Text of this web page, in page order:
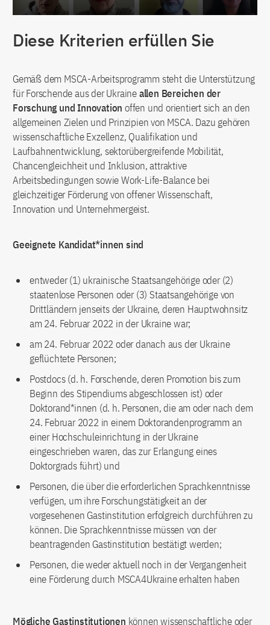
Diese Kriterien erfüllen Sie
Gemäß dem MSCA-Arbeitsprogramm steht die Unterstützung
für Forschende aus der Ukraineallen Bereichen der
Forschung und Innovation offen und orientiert sich an den
allgemeinen Zielen und Prinzipien von MSCA. Dazu gehören
wissenschaftliche Exzellenz, Qualifikation und
Laufbahnentwicklung, sektorübergreifende Mobilität,
Chancengleichheit und Inklusion, attraktive
Arbeitsbedingungen sowie Work-Life-Balance bei
gleichzeitiger Förderung von offener Wissenschaft,
Innovation und Unternehmergeist.
Geeignete Kandidat*innen sind
entweder (1) ukrainische Staatsangehörige oder (2)
staatenlose Personen oder (3) Staatsangehörige von
Drittländern jenseits der Ukraine, deren Hauptwohnsitz
am 24. Februar 2022 in der Ukraine war;
am 24. Februar 2022 oder danach aus der Ukraine
geflüchtete Personen;
Postdocs (d. h. Forschende, deren Promotion bis zum
Beginn des Stipendiums abgeschlossen ist) oder
Doktorand*innen (d. h. Personen, die am oder nach dem
24. Februar 2022 in einem Doktorandenprogramm an
einer Hochschuleinrichtung in der Ukraine
eingeschrieben waren, das zur Erlangung eines
Doktorgrads führt) und
Personen, die über die erforderlichen Sprachkenntnisse
verfügen, um ihre Forschungstätigkeit an der
vorgesehenen Gastinstitution erfolgreich durchführen zu
können. Die Sprachkenntnisse müssen von der
beantragenden Gastinstitution bestätigt werden;
Personen, die weder aktuell noch in der Vergangenheit
eine Förderung durch MSCA4Ukraine erhalten haben
Mögliche Gastinstitutionen können wissenschaftliche oder